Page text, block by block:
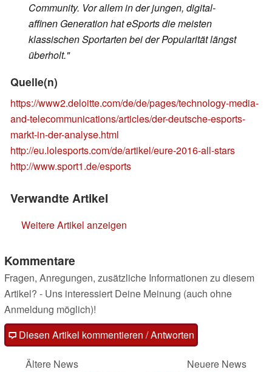
Community. Vor allem in der jungen, digital-
affinen Generation hat eSports die meisten
klassischen Sportarten bei der Popularität längst
überholt."
Quelle(n)
https://www2.deloitte.com/de/de/pages/technology-media-
and-telecommunications/articles/der-deutsche-esports-
markt-in-der-analyse.html
http://eu.lolesports.com/de/artikel/eure-2016-all-stars
http://www.sport1.de/esports
Verwandte Artikel
Weitere Artikel anzeigen
Kommentare
Fragen, Anregungen, zusätzliche Informationen zu diesem
Artikel? - Uns interessiert Deine Meinung (auch ohne
Anmeldung möglich)!
Diesen Artikel kommentieren / Antworten
Ältere News
Neuere News